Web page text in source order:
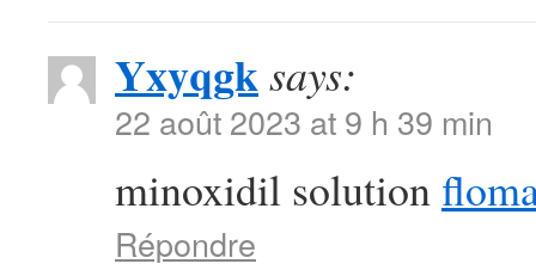
Yxyqgksays:
22 août 2023 at 9 h 39 min
minoxidil solution
Répondre